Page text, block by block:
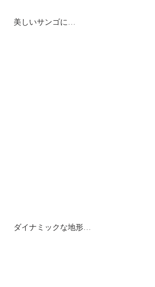
美しいサンゴに…
ダイナミックな地形…